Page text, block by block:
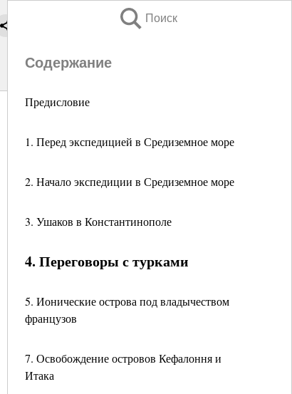
Поиск
Содержание
Предисловие
1. Перед экспедицией в Средиземное море
2. Начало экспедиции в Средиземное море
3. Ушаков в Константинополе
4. Переговоры с турками
5. Ионические острова под владычеством
французов
7. Освобождение островов Кефалоння и
Итака